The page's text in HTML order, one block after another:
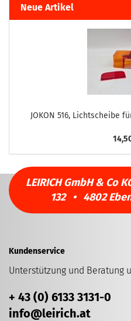
Neue Artikel
JOKON 516, Lichtscheibe
LEIRICH GmbH & Co
132 • 4802
Kundenservice
Unterstützung und Beratung
+ 43 (0) 6133 3131-0
info@leirich.at